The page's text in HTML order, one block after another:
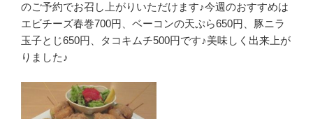
のご予約でお召し上がりいただけます♪今週のおすすめは
エビチーズ春巻700円、ベーコンの天ぷら650円、豚ニラ
玉子とじ650円、タコキムチ500円です♪美味しく出来上が
りました♪